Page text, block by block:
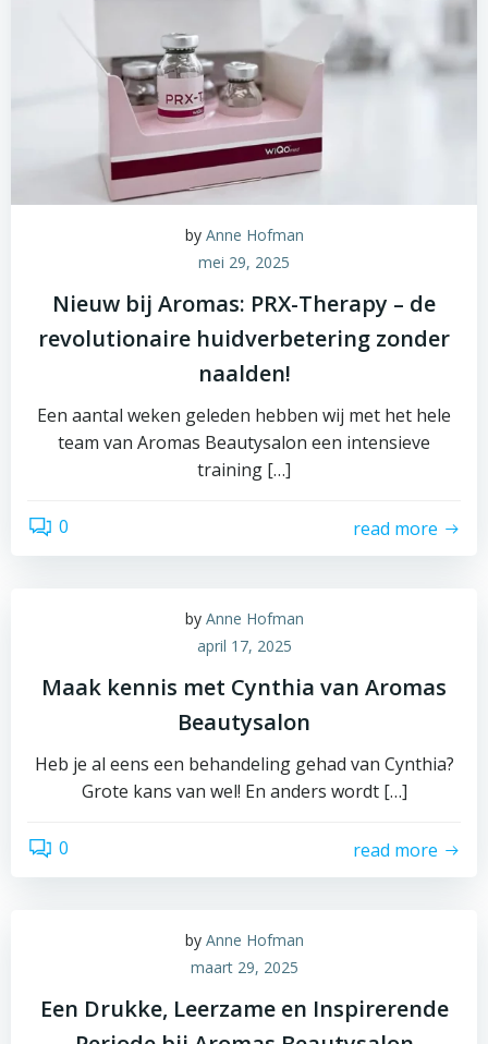
by Anne Hofman
mei 29, 2025
Nieuw bij Aromas: PRX-Therapy – de
revolutionaire huidverbetering zonder
naalden!
Een aantal weken geleden hebben wij met het hele
team van Aromas Beautysalon een intensieve
training […]
0 read more
by Anne Hofman
april 17, 2025
Maak kennis met Cynthia van Aromas
Beautysalon
Heb je al eens een behandeling gehad van Cynthia?
Grote kans van wel! En anders wordt […]
0 read more
by Anne Hofman
maart 29, 2025
Een Drukke, Leerzame en Inspirerende